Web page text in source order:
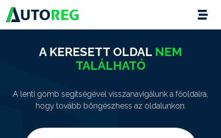
A KERESETT OLDAL NEM
TALÁLHATÓ
A lenti gomb segítségével visszanavigálunk a főoldalra,
hogy tovább böngészhess az oldalunkon.